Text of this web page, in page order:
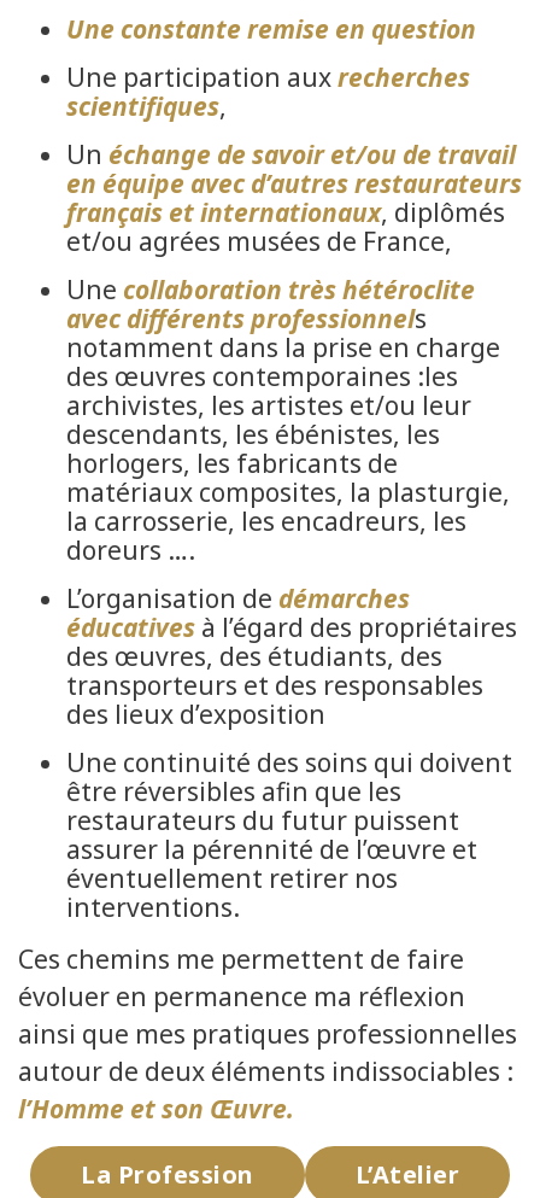
Une constante remise en question
Une participation auxrecherches
scientifiques,
Un échange de savoir et/ou de travail
en équipe avec d’autres restaurateurs
français et internationaux, diplômés
et/ou agrées musées de France,
Une collaboration très hétéroclite
avec différents professionnels
notamment dans la prise en charge
des œuvres contemporaines :les
archivistes, les artistes et/ou leur
descendants, les ébénistes, les
horlogers, les fabricants de
matériaux composites, la plasturgie,
la carrosserie, les encadreurs, les
doreurs ….
L’organisation de démarches
éducatives à l’égard des propriétaires
des œuvres, des étudiants, des
transporteurs et des responsables
des lieux d’exposition
Une continuité des soins qui doivent
être réversibles afin que les
restaurateurs du futur puissent
assurer la pérennité de l’œuvre et
éventuellement retirer nos
interventions.
Ces chemins me permettent de faire
évoluer en permanence ma réflexion
ainsi que mes pratiques professionnelles
autour de deux éléments indissociables :
l’Homme et son Œuvre.
La Profession L’Atelier